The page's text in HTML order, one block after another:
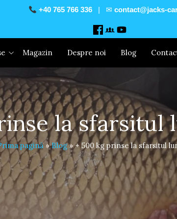
+40 765 766 336 | ✉ contact@jacks-
Magazin Despre noi Blog
la sfarsitul
pagină»Blog»+ 500 kg prinse la sfarsitul